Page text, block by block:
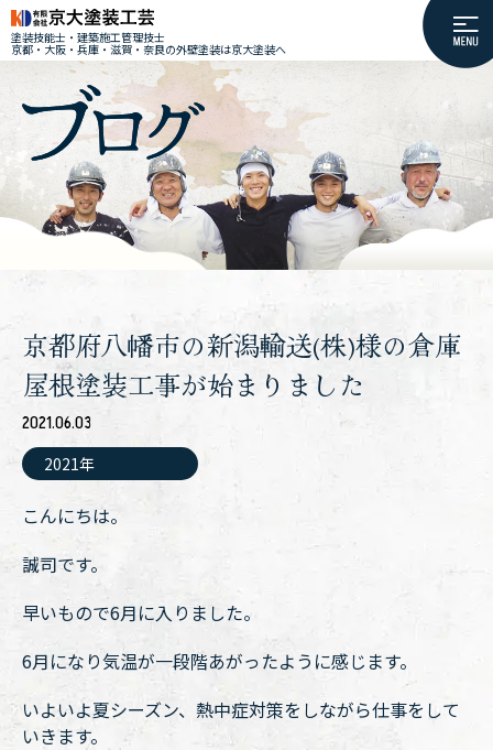
塗装技能士・建築施工管理技士
京都・大阪・兵庫・滋賀・奈良の外壁塗装は京大塗装へ
京都府八幡市の新潟輸送(株)様の倉庫
屋根塗装工事が始まりました
2021.06.03
2021年
こんにちは。
誠司です。
早いもので6月に入りました。
6月になり気温が一段階あがったように感じます。
いよいよ夏シーズン、熱中症対策をしながら仕事をして
いきます。